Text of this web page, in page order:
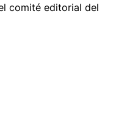
comité editorial del